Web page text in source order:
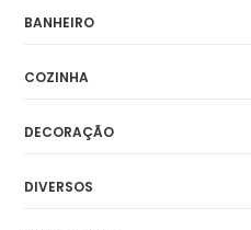
BANHEIRO
COZINHA
DECORAÇÃO
DIVERSOS